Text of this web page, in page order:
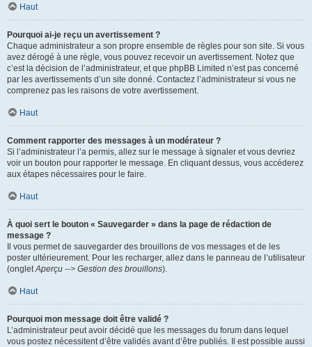
Haut
Pourquoi ai-je reçu un avertissement ?
Chaque administrateur a son propre ensemble de règles pour son site. Si vous
avez dérogé à une règle, vous pouvez recevoir un avertissement. Notez que
c’est la décision de l’administrateur, et que phpBB Limited n’est pas concerné
par les avertissements d’un site donné. Contactez l’administrateur si vous ne
comprenez pas les raisons de votre avertissement.
Haut
Comment rapporter des messages à un modérateur ?
Si l’administrateur l’a permis, allez sur le message à signaler et vous devriez
voir un bouton pour rapporter le message. En cliquant dessus, vous accéderez
aux étapes nécessaires pour le faire.
Haut
À quoi sert le bouton « Sauvegarder » dans la page de rédaction de
message ?
Il vous permet de sauvegarder des brouillons de vos messages et de les
poster ultérieurement. Pour les recharger, allez dans le panneau de l’utilisateur
(ongletAperçu --> Gestion des brouillons).
Haut
Pourquoi mon message doit être validé ?
L’administrateur peut avoir décidé que les messages du forum dans lequel
vous postez nécessitent d’être validés avant d’être publiés. Il est possible aussi